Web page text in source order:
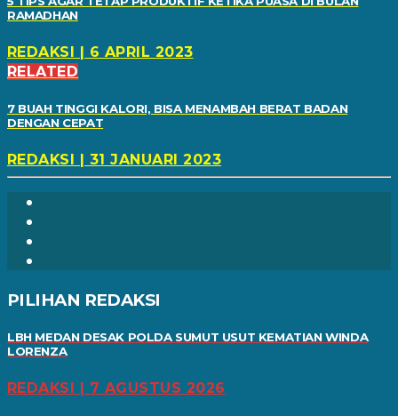
RAMADHAN
REDAKSI | 6 APRIL 2023
RELATED
7 BUAH TINGGI KALORI, BISA MENAMBAH BERAT BADAN
DENGAN CEPAT
REDAKSI | 31 JANUARI 2023
PILIHAN REDAKSI
LBH MEDAN DESAK POLDA SUMUT USUT KEMATIAN WINDA
LORENZA
REDAKSI | 7 AGUSTUS 2026